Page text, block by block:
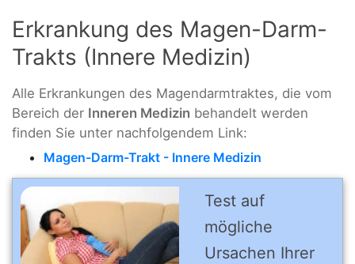
Erkrankung des Magen-Darm-
Trakts (Innere Medizin)
Alle Erkrankungen des Magendarmtraktes, die vom
Bereich der Inneren Medizin behandelt werden
finden Sie unter nachfolgendem Link:
Magen-Darm-Trakt - Innere Medizin
Test auf
mögliche
Ursachen Ihrer